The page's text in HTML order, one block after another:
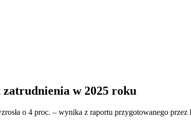
w 2025 roku
o 4 proc. – wynika z raportu przygotowanego